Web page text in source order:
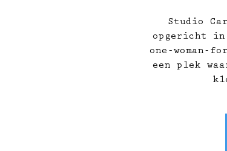
Studio
opgericht
one-woman-
een plek